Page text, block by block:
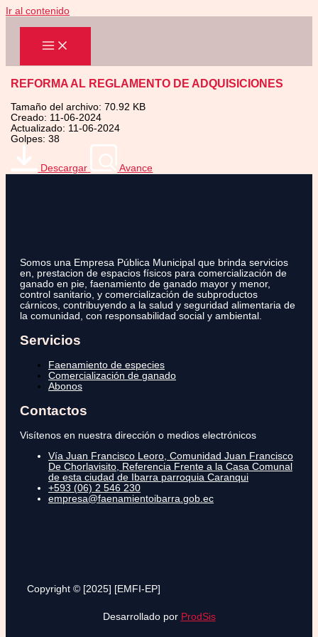
Ir al contenido
REFORMA AL REGLAMENTO DE ADQUISICIONES
Tamaño del archivo: 70.92 KB
Creado: 11-06-2024
Actualizado: 11-06-2024
Golpes: 38
Descargar Avance
Somos una Empresa Pública Municipal que brinda servicios
en, prestacion de espacios físicos para comercialización de
ganado en pie, faenamiento de ganado mayor y menor,
control sanitario, y comercialización de subproductos
cárnicos, contribuyendo a la salud y seguridad alimentaria de
la comunidad, con responsabilidad social y ambiental.
Servicios
Faenamiento de especies
Comercialización de ganado
Abonos
Contactos
Visítenos en nuestra dirección o medios electrónicos
Vía Juan Francisco Leoro, Comunidad Juan Francisco
De Chorlavisito, Referencia Frente a la Casa Comunal
de esta ciudad de Ibarra parroquia Caranqui
+593 (06) 2 546 230
empresa@faenamientoibarra.gob.ec
Copyright © [2025] [EMFI-EP]
Desarrollado por ProdSis